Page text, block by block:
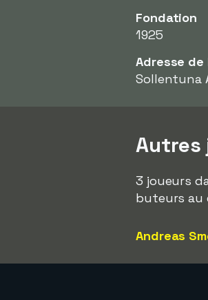
Fondation
1925
Adresse de
Sollentuna
Autres
3 joueurs
buteurs au
Andreas